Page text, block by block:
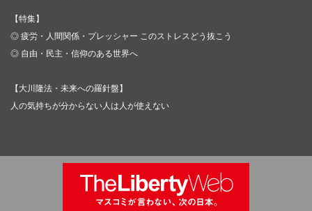
【特集】
◎ 疲労・人間関係・プレッシャー このストレスどう抜こう
◎ 自由・民主・信仰のある世界へ
【大川隆法・未来への羅針盤】
人の気持ちが分からない人は人が使えない